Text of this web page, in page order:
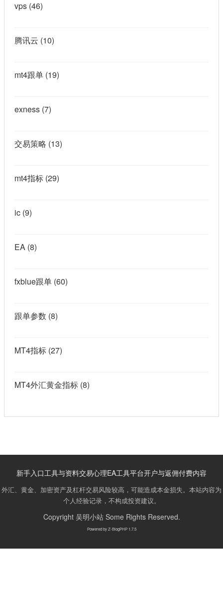
vps (46)
腾讯云 (10)
mt4跟单 (19)
exness (7)
交易策略 (13)
mt4指标 (29)
ic (9)
EA (8)
fxblue跟单 (60)
跟单参数 (8)
MT4指标 (27)
MT4外汇黄金指标 (8)
新手入口工具与资料交易心理EA工具平台开户与返佣付费内容
外汇、黄金、加密资产及杠杆交易风险较高，可能造成本金损失。本站内容为
个人经验记录，不构成投资建议。
Copyright 吴明小站Some Rights Reserved.
Powered byZ-BlogPHP 1.7.5